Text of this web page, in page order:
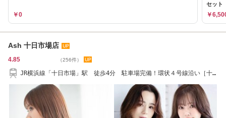
￥0
セット
￥
Ash 十日市場店
4.85 （256件）
JR横浜線「十日市場」駅 徒歩4分 駐車場完備！環状４号線沿い［十